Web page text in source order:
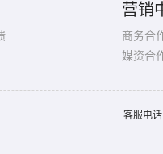
营销
商务合
媒资合
客服电